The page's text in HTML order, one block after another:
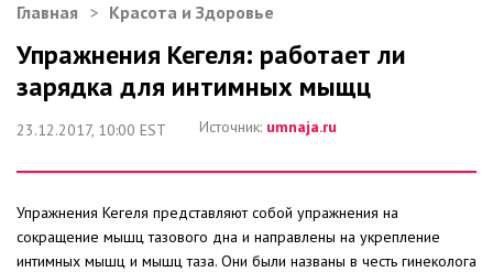
ЖИЗНЬ И ИСТОРИИ
ИММИГРАЦИЯ В США
ЗНАМЕНИТОСТИ
ЗДОРОВЬЕ И КРАСОТА
Главная Красота и Здоровье
Упражнения Кегеля: работает ли
зарядка для интимных мыщц
23.12.2017, 10:00 EST Источник: umnaja.ru
Упражнения Кегеля представляют собой упражнения на
сокращение мышц тазового дна и направлены на укрепление
интимных мышц и мышц таза. Они были названы в честь гинеколога